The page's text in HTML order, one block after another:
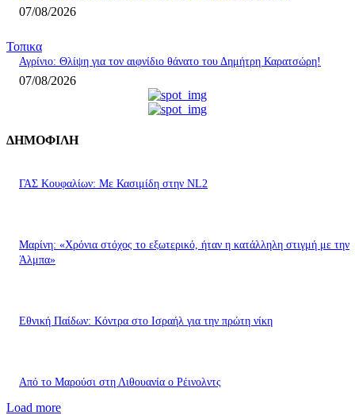
07/08/2026
Τοπικα
Αγρίνιο: Θλίψη για τον αιφνίδιο θάνατο του Δημήτρη Καρατσώρη!
07/08/2026
ΔΗΜΟΦΙΛΗ
ΓΑΣ Κουφαλίων: Με Κασιμίδη στην NL2
Μαρίνη: «Χρόνια στόχος το εξωτερικό, ήταν η κατάλληλη στιγμή με την
Άλμπα»
Εθνική Παίδων: Κόντρα στο Ισραήλ για την πρώτη νίκη
Από το Μαρούσι στη Λιθουανία ο Ρέινολντς
Load more